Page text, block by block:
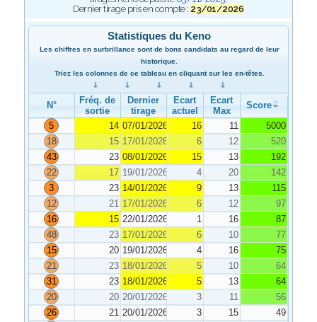
Dernier tirage pris en compte : 23/01/2026
Statistiques du Keno
Les chiffres en surbrillance sont de bons candidats au regard de leur
historique.
Triez les colonnes de ce tableau en cliquant sur les en-têtes.
N°
Fréq. de
sortie
Dernier
tirage
Ecart
actuel
Ecart
Max
Score
5
14 07/01/2026 16 11
5000
18
15 17/01/2026 6 12
520
43
23 08/01/2026 15 13
192
22
17 19/01/2026 4 20
142
3
23 14/01/2026 9 13
115
12
21 17/01/2026 6 12
97
16
15 22/01/2026 1 16
87
48
23 17/01/2026 6 10
77
15
20 19/01/2026 4 16
75
21
23 18/01/2026 5 10
64
31
23 18/01/2026 5 13
64
20
20 20/01/2026 3 11
56
26
21 20/01/2026 3 15
49